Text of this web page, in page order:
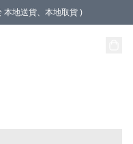
本地送貨、本地取貨 )